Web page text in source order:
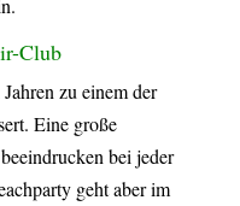
Club
zu einem der
Eine große
bei jeder
geht aber im